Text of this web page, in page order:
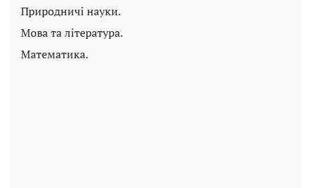
Природничі науки.
Мова та література.
Математика.